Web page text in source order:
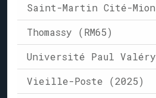
Saint-Martin Cité-Mion
Thomassy (RM65)
Université Paul Valéry
Vieille-Poste (2025)